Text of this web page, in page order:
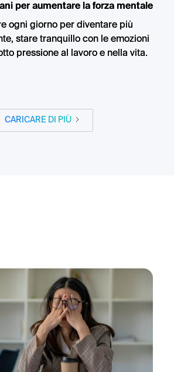
per aumentare la forza mentale
ogni giorno per diventare più
stare tranquillo con le emozioni
pressione al lavoro e nella vita.
CARICARE DI PIÙ